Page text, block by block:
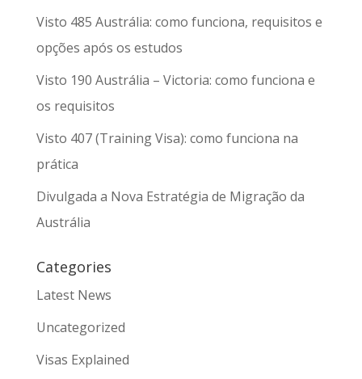
Visto 485 Austrália: como funciona, requisitos e
opções após os estudos
Visto 190 Austrália – Victoria: como funciona e
os requisitos
Visto 407 (Training Visa): como funciona na
prática
Divulgada a Nova Estratégia de Migração da
Austrália
Categories
Latest News
Uncategorized
Visas Explained